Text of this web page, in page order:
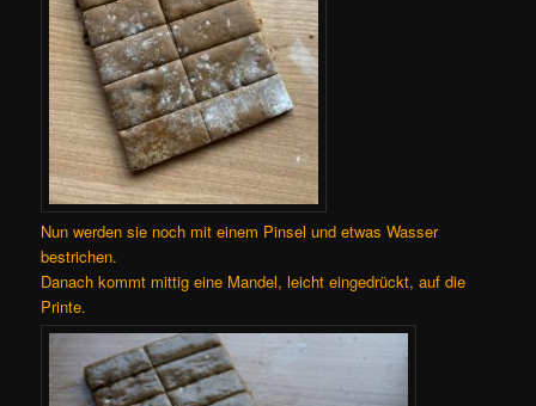
Nun werden sie noch mit einem Pinsel und etwas Wasser
bestrichen.
Danach kommt mittig eine Mandel, leicht eingedrückt, auf die
Printe.